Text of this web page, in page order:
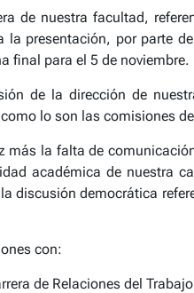
de nuestra facultad,
la presentación, por parte
final para el 5 de noviembre.
de la dirección de
lo son las comisiones
más la falta de
académica de nuestra
discusión democrática
con:
de Relaciones del